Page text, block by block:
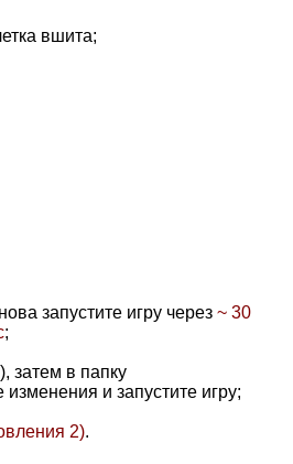
вшита;
запустите игру через ~ 30
;
), затем в папку
изменения и запустите игру;
2).